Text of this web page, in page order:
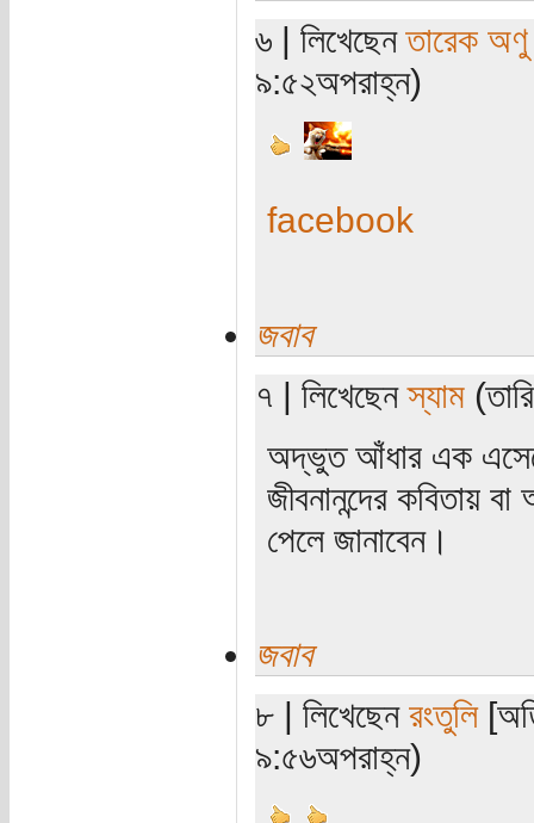
৬ | লিখেছেনতারেক অণু
৯:৫২অপরাহ্ন)
facebook
জবাব
৭ | লিখেছেনস্যাম
অদ্ভুত আঁধার এক
জীবনানন্দের কবিতায়
পেলে জানাবেন।
জবাব
৮ | লিখেছেন রংতুলি
৯:৫৬অপরাহ্ন)